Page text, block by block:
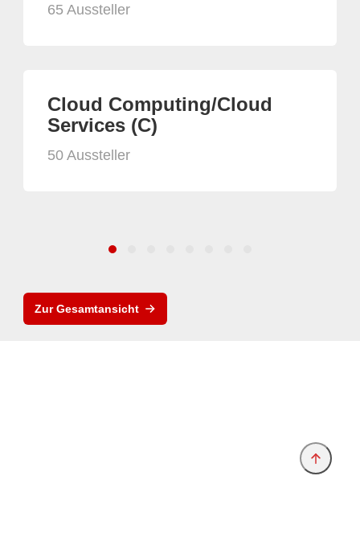
65 Aussteller
Cloud Computing/Cloud
Services (C)
50 Aussteller
Zur Gesamtansicht